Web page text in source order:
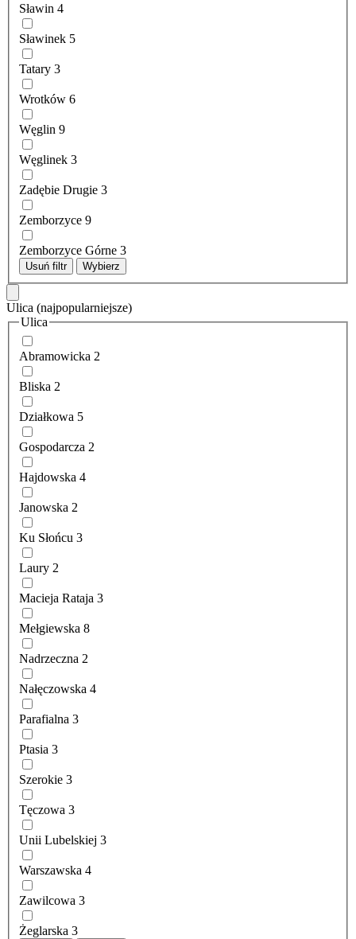
Sławin 4
Sławinek 5
Tatary 3
Wrotków 6
Węglin 9
Węglinek 3
Zadębie Drugie 3
Zemborzyce 9
Zemborzyce Górne 3
Usuń filtr Wybierz
Ulica (najpopularniejsze)
Ulica
Abramowicka 2
Bliska 2
Działkowa 5
Gospodarcza 2
Hajdowska 4
Janowska 2
Ku Słońcu 3
Laury 2
Macieja Rataja 3
Mełgiewska 8
Nadrzeczna 2
Nałęczowska 4
Parafialna 3
Ptasia 3
Szerokie 3
Tęczowa 3
Unii Lubelskiej 3
Warszawska 4
Zawilcowa 3
Żeglarska 3